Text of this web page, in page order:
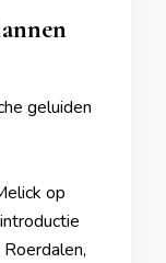
geluiden
op